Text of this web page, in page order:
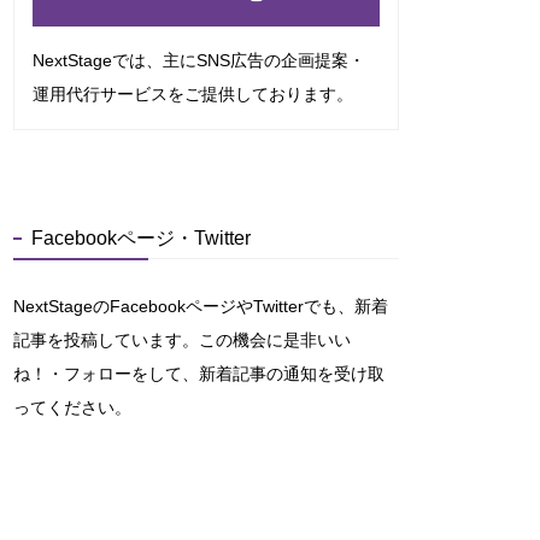
NextStageでは、主にSNS広告の企画提案・
運用代行サービスをご提供しております。
Facebookページ・Twitter
NextStageのFacebookページやTwitterでも、新着
記事を投稿しています。この機会に是非いい
ね！・フォローをして、新着記事の通知を受け取
ってください。